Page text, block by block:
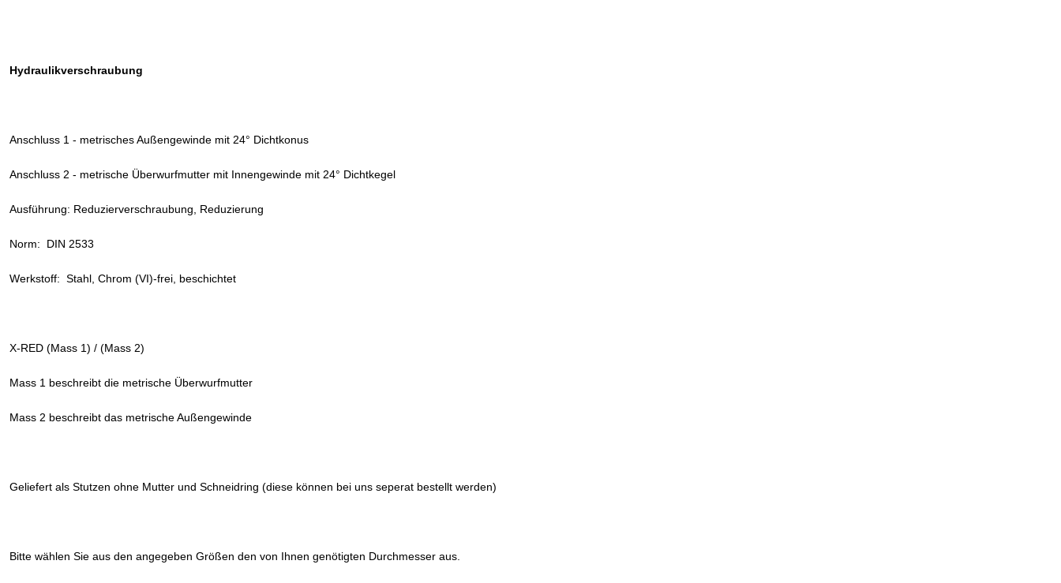
Hydraulikverschraubung
Anschluss 1 - metrisches Außengewinde mit 24° Dichtkonus
Anschluss 2 - metrische Überwurfmutter mit Innengewinde mit 24° Dichtkegel
Ausführung: Reduzierverschraubung, Reduzierung
Norm: DIN 2533
Werkstoff: Stahl, Chrom (VI)-frei, beschichtet
X-RED (Mass 1) / (Mass 2)
Mass 1 beschreibt die metrische Überwurfmutter
Mass 2 beschreibt das metrische Außengewinde
Geliefert als Stutzen ohne Mutter und Schneidring (diese können bei uns seperat bestellt werden)
Bitte wählen Sie aus den angegeben Größen den von Ihnen genötigten Durchmesser aus.